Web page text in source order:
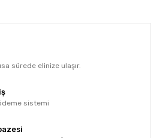
sürede elinize ulaşır.
sistemi